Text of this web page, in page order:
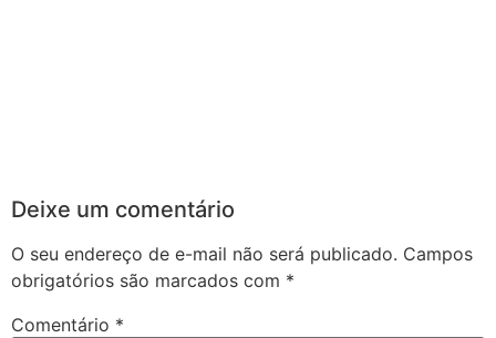
Deixe um comentário
O seu endereço de e-mail não será publicado. Campos
obrigatórios são marcados com *
Comentário *